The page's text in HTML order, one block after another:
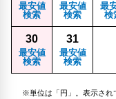
最安値
検索
最安値
検索
最
検
30
最安値
検索
31
最安値
検索
※単位は「円」。表示され